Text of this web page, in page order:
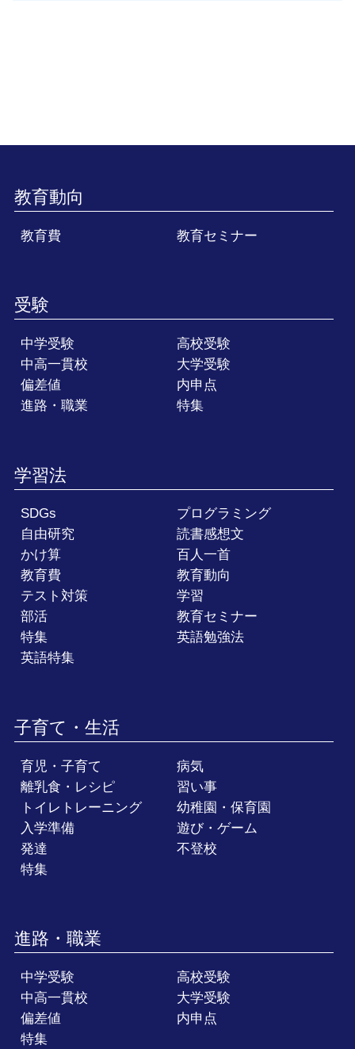
教育動向
教育費 教育セミナー
受験
中学受験
高校受験
中高一貫校
大学受験
偏差値
内申点
進路・職業
特集
学習法
SDGs
プログラミング
自由研究
読書感想文
かけ算
百人一首
教育費
教育動向
テスト対策
学習
部活
教育セミナー
特集
英語勉強法
英語特集
子育て・生活
育児・子育て
病気
離乳食・レシピ
習い事
トイレトレーニング
幼稚園・保育園
入学準備
遊び・ゲーム
発達
不登校
特集
進路・職業
中学受験
高校受験
中高一貫校
大学受験
偏差値
内申点
特集